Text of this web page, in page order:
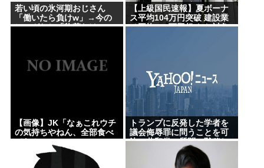
若い頃の氷河期おじさん
「働いたら負けw」→今の
ヒョガおじ「惣菜たけぇ
【上級国民速報】夏ボーナ
ス平均104万円突破 建設業
は平均200万円超 なお対象
【画像】JK「なぁこれウチ
の気持ちやねん、全部食べ
トランプに反発した学者を
議会侮辱罪に問うことを可
決…共和党の質問に黙秘し